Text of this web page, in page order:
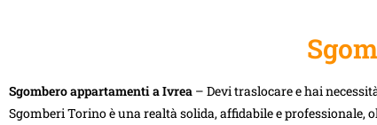
Sgombero appartamenti a Ivrea – Devi traslocare e hai
Sgomberi Torino è una realtà solida, affidabile e